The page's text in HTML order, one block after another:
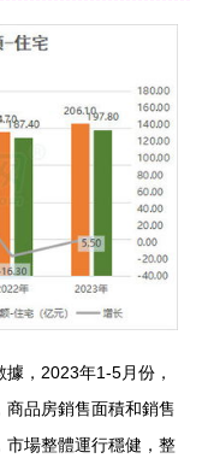
，2023年1-5月份，
品房銷售面積和銷售
市場整體運行穩健，整